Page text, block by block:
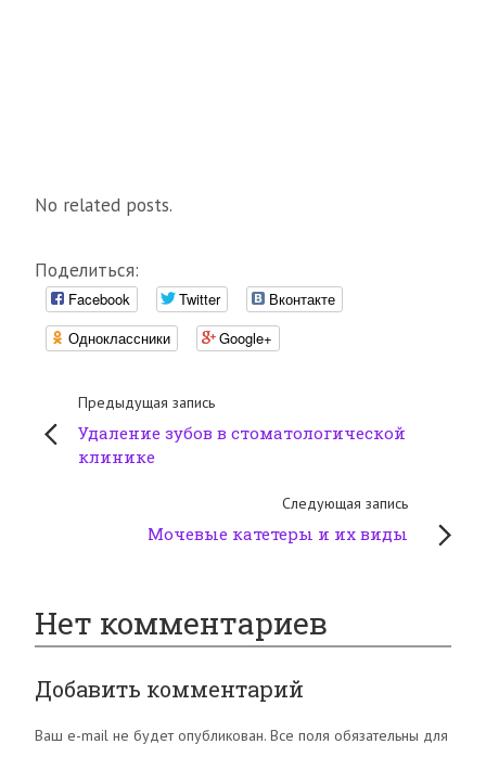
No related posts.
Поделиться:
Facebook Twitter
Вконтакте
Одноклассники
Google+
Предыдущая запись
Удаление зубов в стоматологической
клинике
Следующая запись
Мочевые катетеры и их виды
Нет комментариев
Добавить комментарий
Ваш e-mail не будет опубликован. Все поля обязательны для